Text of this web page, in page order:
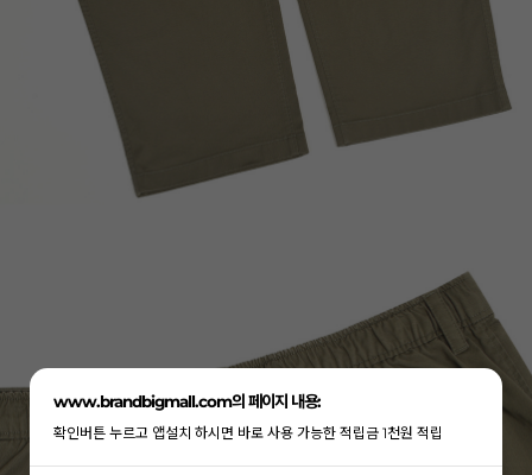
www.brandbigmall.com의 페이지 내용:
확인버튼 누르고 앱설치 하시면 바로 사용 가능한 적립금 1천원 적립